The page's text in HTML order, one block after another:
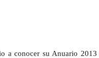
a conocer su Anuario